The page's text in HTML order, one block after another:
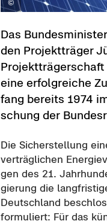
Das
den Pro­jekt­trä­ger
eine er­folg­rei­che
fang be­reits 1974
schung der
Die Si­cher­stel­lung
ver­träg­li­chen
gen des 21.
gie­rung die
Deutsch­land
for­mu­liert: Für das